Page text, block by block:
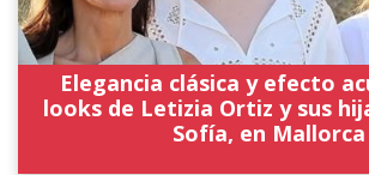
Elegancia clásica y efecto
looks de Letizia Ortiz y sus
Sofía, en Mallorca